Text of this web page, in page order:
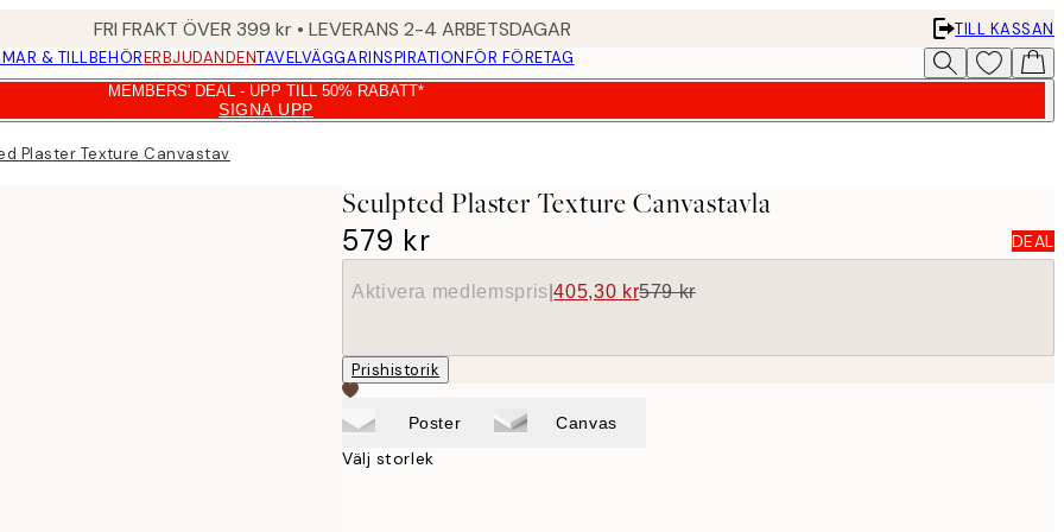
FRI FRAKT ÖVER 399 kr • LEVERANS 2-4 ARBETSDAGAR
TILL KASSAN
& TILLBEHÖRERBJUDANDENTAVELVÄGGARINSPIRATIONFÖR FÖRETAG
MEMBERS' DEAL - UPP TILL 50% RABATT*
SIGNA UPP
Plaster Texture Canvastavla
Sculpted Plaster Texture Canvastavla
579 kr
DEAL
Aktivera medlemspris |405,30 kr579 kr
Prishistorik
Poster Canvas
Välj storlek